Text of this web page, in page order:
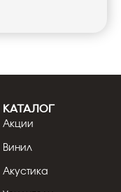
КАТАЛОГ
Акции
Винил
Акустика